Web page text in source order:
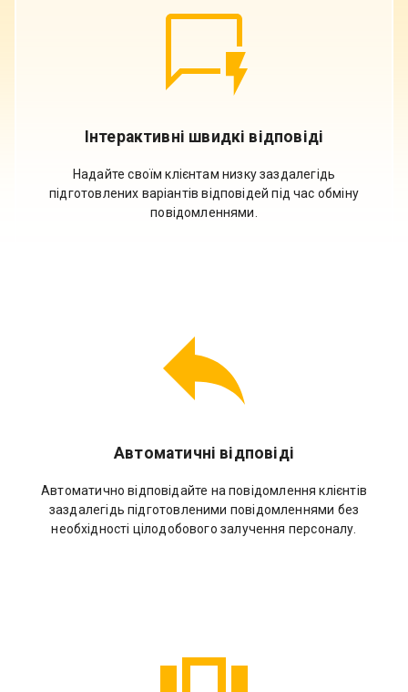
Інтерактивні швидкі відповіді
Надайте своїм клієнтам низку заздалегідь
підготовлених варіантів відповідей під час обміну
повідомленнями.
Автоматичні відповіді
Автоматично відповідайте на повідомлення клієнтів
заздалегідь підготовленими повідомленнями без
необхідності цілодобового залучення персоналу.